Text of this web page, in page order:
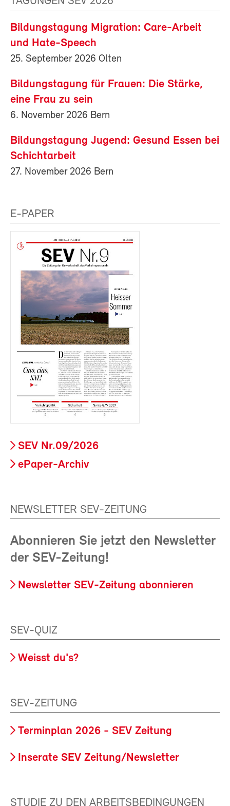
Bildungstagung Migration: Care-Arbeit
und Hate-Speech
25. September 2026 Olten
Bildungstagung für Frauen: Die Stärke,
eine Frau zu sein
6. November 2026 Bern
Bildungstagung Jugend: Gesund Essen bei
Schichtarbeit
27. November 2026 Bern
E-PAPER
SEV Nr.09/2026
ePaper-Archiv
NEWSLETTER SEV-ZEITUNG
Abonnieren Sie jetzt den Newsletter
der SEV-Zeitung!
Newsletter SEV-Zeitung abonnieren
SEV-QUIZ
Weisst du's?
SEV-ZEITUNG
Terminplan 2026 - SEV Zeitung
Inserate SEV Zeitung/Newsletter
STUDIE ZU DEN ARBEITSBEDINGUNGEN